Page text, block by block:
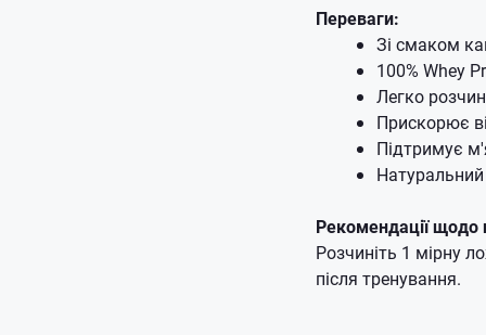
Переваги:
Зі смаком
100% Whey
Легко
Прискорює
Підтримує
Рекомендації щодо
Розчиніть 1 мірну
після тренування.